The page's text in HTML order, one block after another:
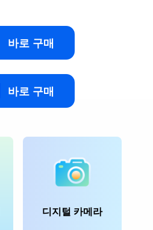
바로 구매
바로 구매
디지털 카메라